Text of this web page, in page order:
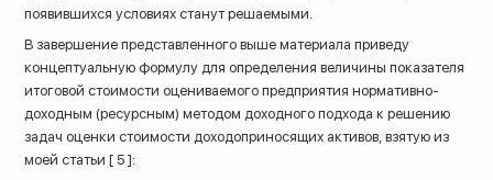
появившихся условиях станут решаемыми.
В завершение представленного выше материала приведу
концептуальную формулу для определения величины показателя
итоговой стоимости оцениваемого предприятия нормативно-
доходным (ресурсным) методом доходного подхода к решению
задач оценки стоимости доходоприносящих активов, взятую из
моей статьи [ 5 ]: